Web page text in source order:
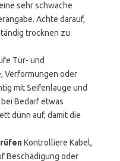
sehr schwache
Achte darauf,
trocknen zu
Tür- und
Verformungen oder
mit Seifenlauge und
Bedarf etwas
dünn auf, damit die
Kontrolliere Kabel,
Beschädigung oder